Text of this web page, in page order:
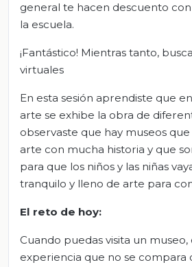
general te hacen descuento
la escuela.
¡Fantástico! Mientras tanto,
virtuales
En esta sesión aprendiste que
arte se exhibe la obra de
observaste que hay museos
arte con mucha historia y que
para que los niños y las niñas
tranquilo y lleno de arte para
El reto de hoy:
Cuando puedas visita un museo,
experiencia que no se compara